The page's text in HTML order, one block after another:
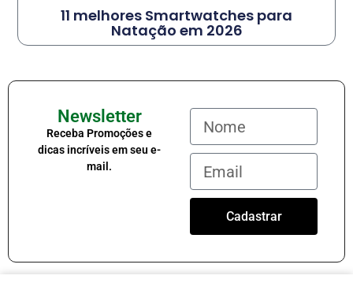
11 melhores Smartwatches para
Natação em 2026
Newsletter
Receba Promoções e
dicas incríveis em seu e-
mail.
Cadastrar